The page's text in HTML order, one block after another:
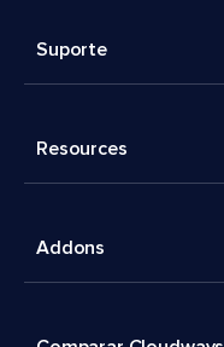
Suporte
Resources
Addons